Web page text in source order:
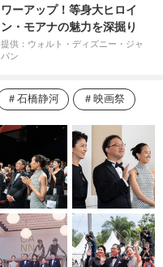
ワーアップ！等身大ヒロイ
ン・モアナの魅力を深掘り
提供：ウォルト・ディズニー・ジャ
パン
石橋静河 映画祭